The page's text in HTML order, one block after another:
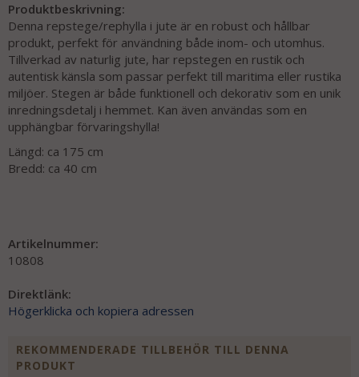
Produktbeskrivning:
Denna repstege/rephylla i jute är en robust och hållbar
produkt, perfekt för användning både inom- och utomhus.
Tillverkad av naturlig jute, har repstegen en rustik och
autentisk känsla som passar perfekt till maritima eller rustika
miljöer. Stegen är både funktionell och dekorativ som en unik
inredningsdetalj i hemmet. Kan även användas som en
upphängbar förvaringshylla!
Längd: ca 175 cm
Bredd: ca 40 cm
Artikelnummer:
10808
Direktlänk:
Högerklicka och kopiera adressen
REKOMMENDERADE TILLBEHÖR TILL DENNA
PRODUKT